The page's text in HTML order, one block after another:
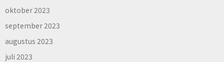
oktober 2023
september 2023
augustus 2023
juli 2023